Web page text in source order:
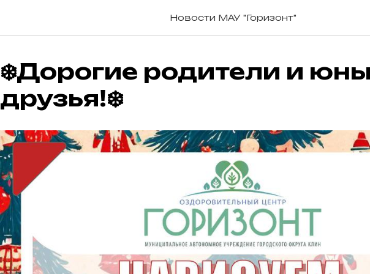
Новости МАУ "Горизонт"
❄️Дорогие родители и
друзья!❄️